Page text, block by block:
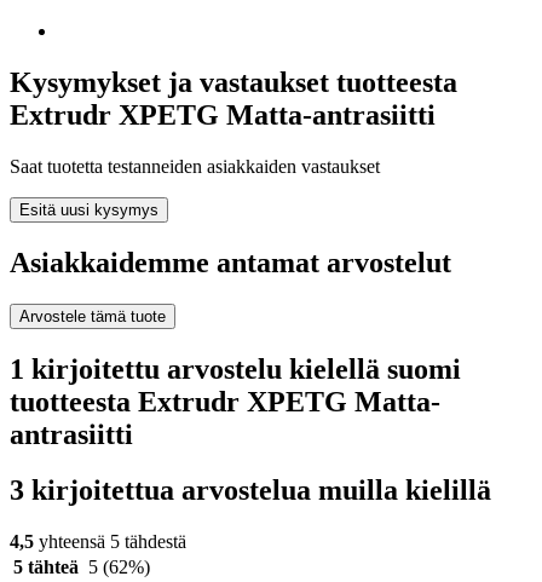
Kysymykset ja vastaukset tuotteesta
Extrudr XPETG Matta-antrasiitti
Saat tuotetta testanneiden asiakkaiden vastaukset
Esitä uusi kysymys
Asiakkaidemme antamat arvostelut
Arvostele tämä tuote
1 kirjoitettu arvostelu kielellä suomi
tuotteesta Extrudr XPETG Matta-
antrasiitti
3 kirjoitettua arvostelua muilla kielillä
4,5 yhteensä 5 tähdestä
5 tähteä 5 (62%)